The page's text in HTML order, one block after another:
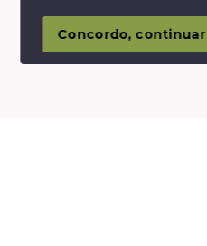
SITE PARA IMOBILIARIA
Concordo, continuar